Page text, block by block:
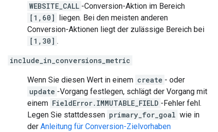
WEBSITE_CALL -Conversion-Aktion im Bereich
[1,60]
liegen. Bei den meisten anderen
Conversion-Aktionen liegt der zulässige Bereich bei
[1,30] .
include_in_conversions_metric
Wenn Sie diesen Wert in einem create - oder
update -Vorgang festlegen, schlägt der Vorgang mit
einem FieldError.IMMUTABLE_FIELD -Fehler fehl.
Legen Sie stattdessen primary_for_goal wie in
der Anleitung für Conversion-Zielvorhaben